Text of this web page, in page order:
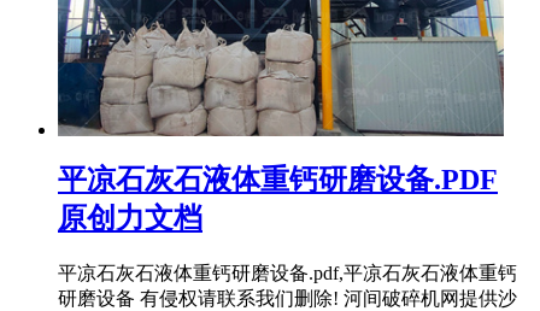
平凉石灰石液体重钙研磨设备.PDF
原创力文档
平凉石灰石液体重钙研磨设备.pdf,平凉石灰石液体重钙
研磨设备 有侵权请联系我们删除! 河间破碎机网提供沙